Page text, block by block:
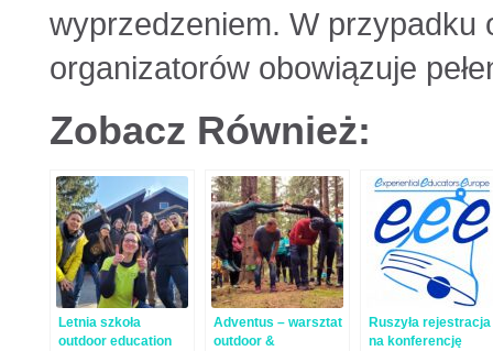
wyprzedzeniem. W przypadku
organizatorów obowiązuje
Zobacz Również:
Letnia szkoła
outdoor education
Adventus – warsztat
outdoor &
Ruszyła rejestracja
na konferencję